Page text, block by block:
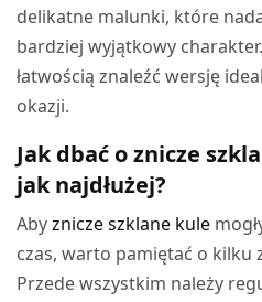
delikatne malunki, które
bardziej wyjątkowy
łatwością znaleźć wersję
okazji.
Jak dbać o znicze
jak najdłużej?
Abyznicze szklane kule
czas, warto pamiętać o kilku
Przede wszystkim należy